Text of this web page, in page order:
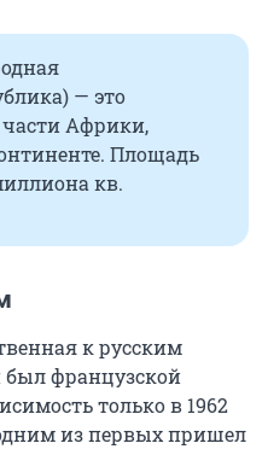
— это
части Африки,
Площадь
кв.
к русским
французской
только в 1962
из первых пришел